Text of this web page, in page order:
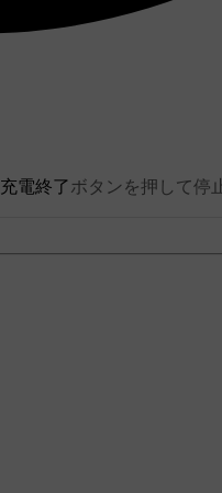
充電終了ボタンを押して停